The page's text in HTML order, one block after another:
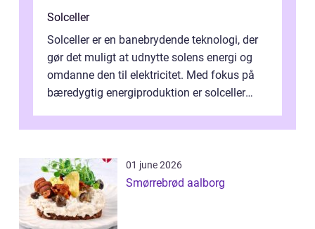
Solceller
Solceller er en banebrydende teknologi, der
gør det muligt at udnytte solens energi og
omdanne den til elektricitet. Med fokus på
bæredygtig energiproduktion er solceller
01 june 2026
Smørrebrød aalborg